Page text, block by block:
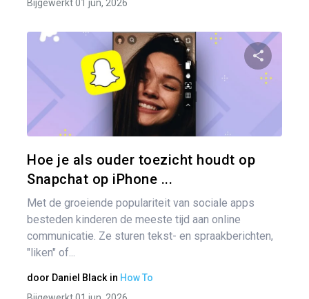
Bijgewerkt 01 jun, 2026
Hoe je als ouder toezicht houdt op
Snapchat op iPhone ...
Met de groeiende populariteit van sociale apps
besteden kinderen de meeste tijd aan online
communicatie. Ze sturen tekst- en spraakberichten,
"liken" of...
door Daniel Black in How To